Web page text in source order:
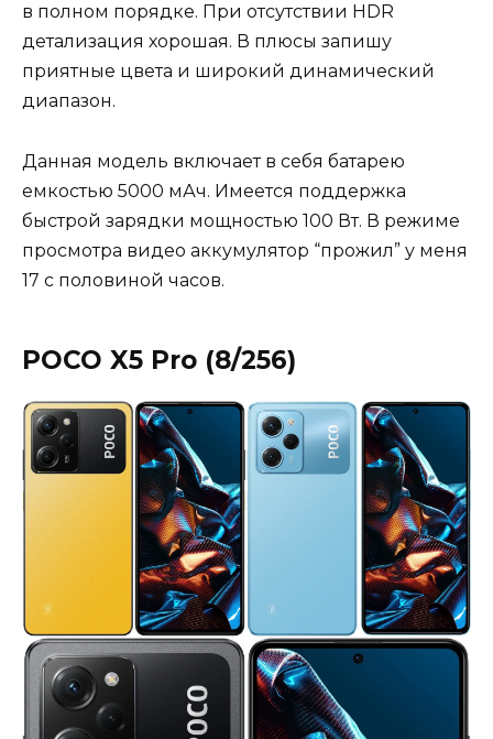
в полном порядке. При отсутствии HDR
детализация хорошая. В плюсы запишу
приятные цвета и широкий динамический
диапазон.
Данная модель включает в себя батарею
емкостью 5000 мАч. Имеется поддержка
быстрой зарядки мощностью 100 Вт. В режиме
просмотра видео аккумулятор “прожил” у меня
17 с половиной часов.
POCO X5 Pro (8/256)